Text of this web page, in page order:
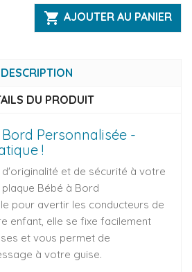
 AJOUTER AU PANIER
DESCRIPTION
DU PRODUIT
Personnalisée -
!
et de sécurité à votre
Bébé à Bord
pour avertir les conducteurs de
enfant, elle se fixe facilement
et vous permet de
à votre guise.